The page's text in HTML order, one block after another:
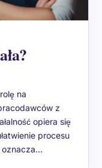
na
z
opiera się
procesu
oznacza…